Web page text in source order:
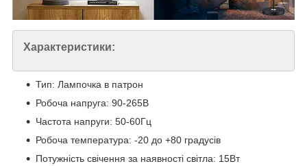
Характеристики:
Тип: Лампочка в патрон
Робоча напруга: 90-265В
Частота напруги: 50-60Гц
Робоча температура: -20 до +80 градусів
Потужність свічення за наявності світла: 15Вт